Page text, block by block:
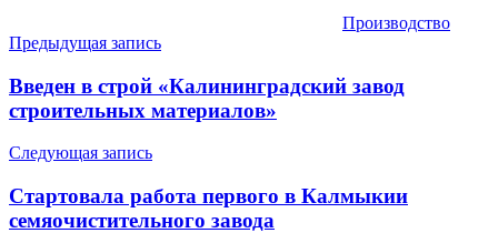
Производство
Навигация
по
записям
Предыдущая запись
Введен в строй «Калининградский завод
строительных материалов»
Следующая запись
Стартовала работа первого в Калмыкии
семяочистительного завода